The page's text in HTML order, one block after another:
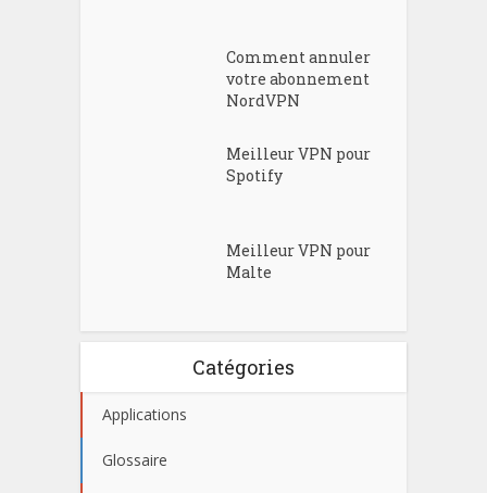
Comment annuler
votre abonnement
NordVPN
Meilleur VPN pour
Spotify
Meilleur VPN pour
Malte
Catégories
Applications
Glossaire